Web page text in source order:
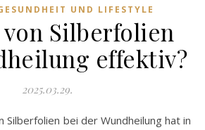
UND LIFESTYLE
Silberfolien
effektiv?
2025.03.29.